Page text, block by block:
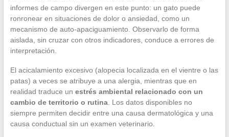
informes de campo divergen en este punto: un gato puede
ronronear en situaciones de dolor o ansiedad, como un
mecanismo de auto-apaciguamiento. Observarlo de forma
aislada, sin cruzar con otros indicadores, conduce a errores de
interpretación.
El acicalamiento excesivo (alopecia localizada en el vientre o las
patas) a veces se atribuye a una alergia, mientras que en
realidad traduce un estrés ambiental relacionado con un
cambio de territorio o rutina. Los datos disponibles no
siempre permiten decidir entre una causa dermatológica y una
causa conductual sin un examen veterinario.